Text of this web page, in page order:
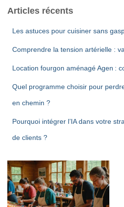
Articles récents
Les astuces pour cuisiner sans
Comprendre la tension artérielle :
Location fourgon aménagé Agen :
Quel programme choisir pour
en chemin ?
Pourquoi intégrer l’IA dans votre
de clients ?